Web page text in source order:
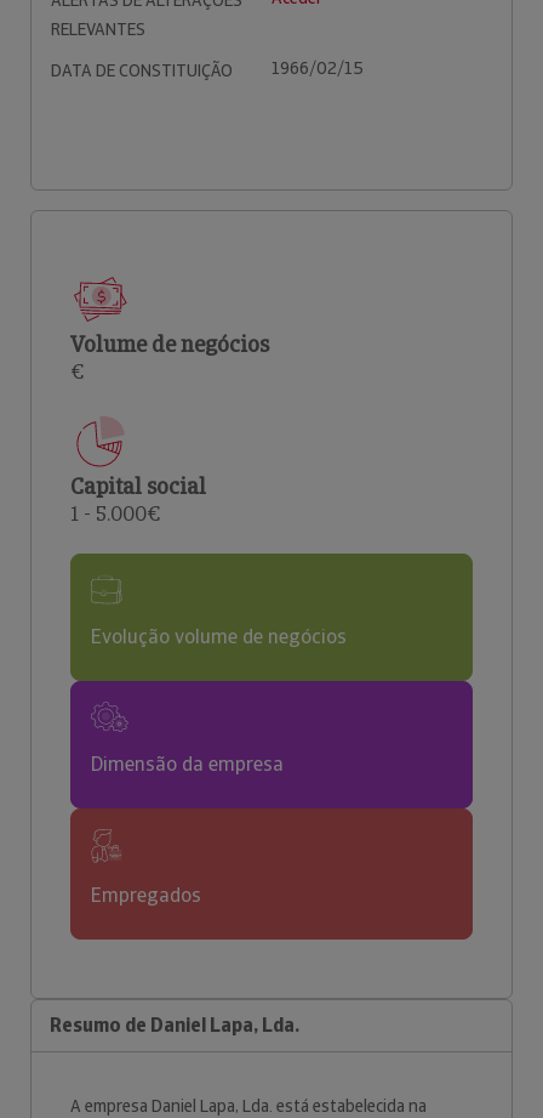
RELEVANTES
DATA DE CONSTITUIÇÃO 1966/02/15
Volume de negócios
€
Capital social
1 - 5.000€
Evolução volume de negócios
Dimensão da empresa
Empregados
Resumo de Daniel Lapa, Lda.
A empresa Daniel Lapa, Lda. está estabelecida na